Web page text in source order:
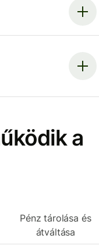
a
Pénz tárolása és
átváltása